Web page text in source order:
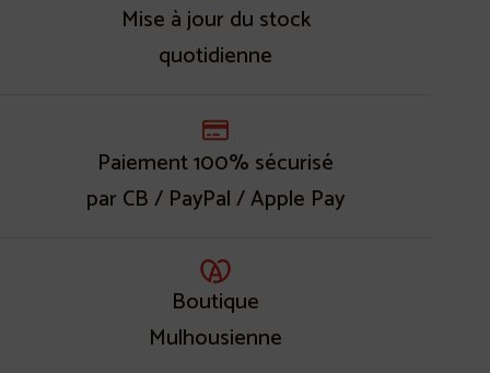
Mise à jour du stock
quotidienne
Paiement 100% sécurisé
par CB / PayPal / Apple Pay
Boutique
Mulhousienne